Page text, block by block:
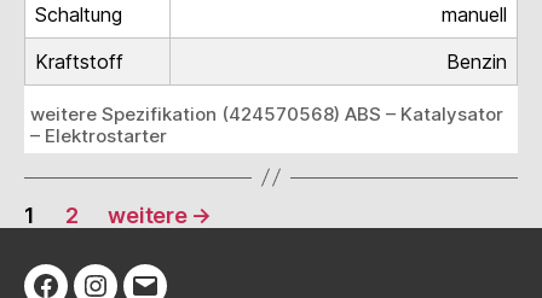
Schaltung
manuell
Kraftstoff
Benzin
weitere Spezifikation (424570568) ABS – Katalysator
– Elektrostarter
Seitennummerierung
der
1 2 weitere →